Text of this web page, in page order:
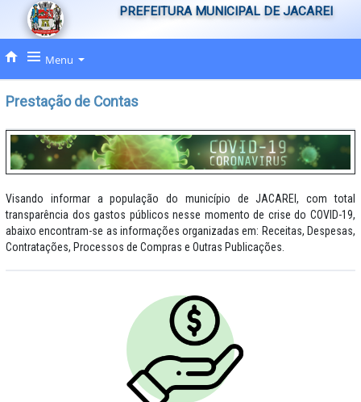
PREFEITURA MUNICIPAL DE JACAREI
Menu
Prestação de Contas
Visando informar a população do município de JACAREI, com total
transparência dos gastos públicos nesse momento de crise do COVID-19,
abaixo encontram-se as informações organizadas em: Receitas, Despesas,
Contratações, Processos de Compras e Outras Publicações.